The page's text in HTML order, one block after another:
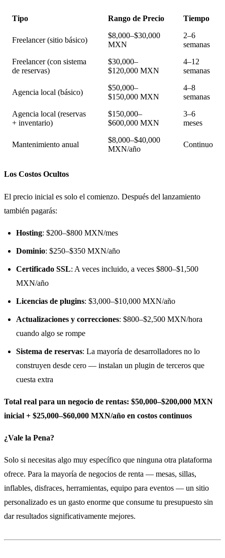
Tipo Rango de Precio Tiempo
Freelancer (sitio básico)
$8,000–$30,000
MXN
2–6
semanas
Freelancer (con sistema
de reservas)
$30,000–
$120,000 MXN
4–12
semanas
Agencia local (básico)
$50,000–
$150,000 MXN
4–8
semanas
Agencia local (reservas
+ inventario)
$150,000–
$600,000 MXN
3–6
meses
Mantenimiento anual
$8,000–$40,000
MXN/año
Continuo
Los Costos Ocultos
El precio inicial es solo el comienzo. Después del lanzamiento
también pagarás:
Hosting: $200–$800 MXN/mes
Dominio: $250–$350 MXN/año
Certificado SSL: A veces incluido, a veces $800–$1,500
MXN/año
Licencias de plugins: $3,000–$10,000 MXN/año
Actualizaciones y correcciones: $800–$2,500 MXN/hora
cuando algo se rompe
Sistema de reservas: La mayoría de desarrolladores no lo
construyen desde cero — instalan un plugin de terceros que
cuesta extra
Total real para un negocio de rentas: $50,000–$200,000 MXN
inicial + $25,000–$60,000 MXN/año en costos continuos
¿Vale la Pena?
Solo si necesitas algo muy específico que ninguna otra plataforma
ofrece. Para la mayoría de negocios de renta — mesas, sillas,
inflables, disfraces, herramientas, equipo para eventos — un sitio
personalizado es un gasto enorme que consume tu presupuesto sin
dar resultados significativamente mejores.